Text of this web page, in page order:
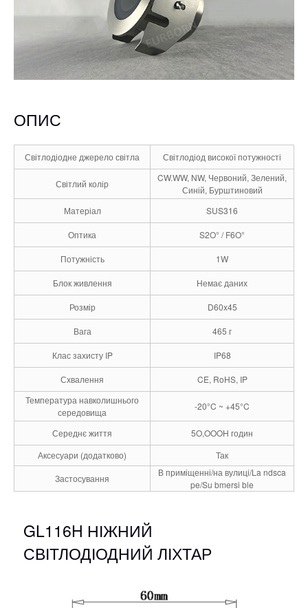
ОПИС
Світлодіодне джерело світла Світлодіод високої потужності
Світлий колір
CW.WW, NW, Червоний, Зелений,
Синій, Бурштиновий
Матеріал
SUS316
Оптика S2O° / F6O°
Потужність 1W
Блок живлення Немає даних
Розмір D60x45
Вага 465 г
Клас захисту IP IP68
Схвалення
CE, RoHS, IP
Температура навколишнього
середовища
-20°C ~ +45°C
Середнє життя
5O,OOOH годин
Аксесуари (додатково)
Так
Застосування
В приміщенні/на вулиці/La ndsca
pe/Su bmersi ble
GL116H НІЖНИЙ
СВІТЛОДІОДНИЙ ЛІХТАР